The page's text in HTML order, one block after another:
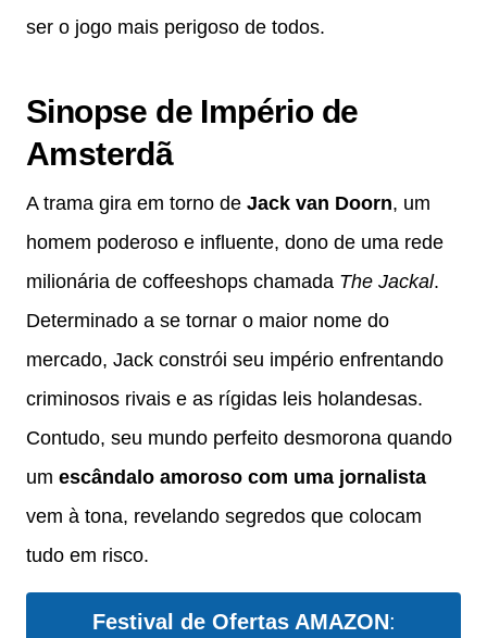
ser o jogo mais perigoso de todos.
Sinopse de Império de
Amsterdã
A trama gira em torno de Jack van Doorn, um
homem poderoso e influente, dono de uma rede
milionária de coffeeshops chamada The Jackal.
Determinado a se tornar o maior nome do
mercado, Jack constrói seu império enfrentando
criminosos rivais e as rígidas leis holandesas.
Contudo, seu mundo perfeito desmorona quando
um escândalo amoroso com uma jornalista
vem à tona, revelando segredos que colocam
tudo em risco.
Festival de Ofertas AMAZON: